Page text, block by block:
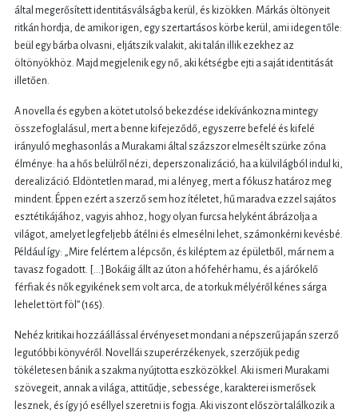
által megerősített identitásválságba kerül, és kizökken. Márkás öltönyeit
ritkán hordja, de amikor igen, egy szertartásos körbe kerül, ami idegen tőle:
beül egy bárba olvasni, eljátszik valakit, aki talán illik ezekhez az
öltönyökhöz. Majd megjelenik egy nő, aki kétségbe ejti a saját identitását
illetően.
A novella és egyben a kötet utolsó bekezdése idekívánkozna mintegy
összefoglalásul, mert a benne kifejeződő, egyszerre befelé és kifelé
irányuló meghasonlás a Murakami által százszor elmesélt szürke zóna
élménye: ha a hős belülről nézi, deperszonalizáció, ha a külvilágból indul ki,
derealizáció. Eldöntetlen marad, mi a lényeg, mert a fókusz határoz meg
mindent. Éppen ezért a szerző sem hoz ítéletet, hű maradva ezzel sajátos
esztétikájához, vagyis ahhoz, hogy olyan furcsa helyként ábrázolja a
világot, amelyet legfeljebb átélni és elmesélni lehet, számonkérni kevésbé.
Például így: „Mire felértem a lépcsőn, és kiléptem az épületből, már nem a
tavasz fogadott. [...] Bokáig állt az úton a hófehér hamu, és a járókelő
férfiak és nők egyikének sem volt arca, de a torkuk mélyéről kénes sárga
lehelet tört föl” (165).
Nehéz kritikai hozzáállással érvényeset mondani a népszerű japán szerző
legutóbbi könyvéről. Novellái szuperérzékenyek, szerzőjük pedig
tökéletesen bánik a szakma nyújtotta eszközökkel. Aki ismeri Murakami
szövegeit, annak a világa, attitűdje, sebessége, karakterei ismerősek
lesznek, és így jó eséllyel szeretni is fogja. Aki viszont először találkozik a